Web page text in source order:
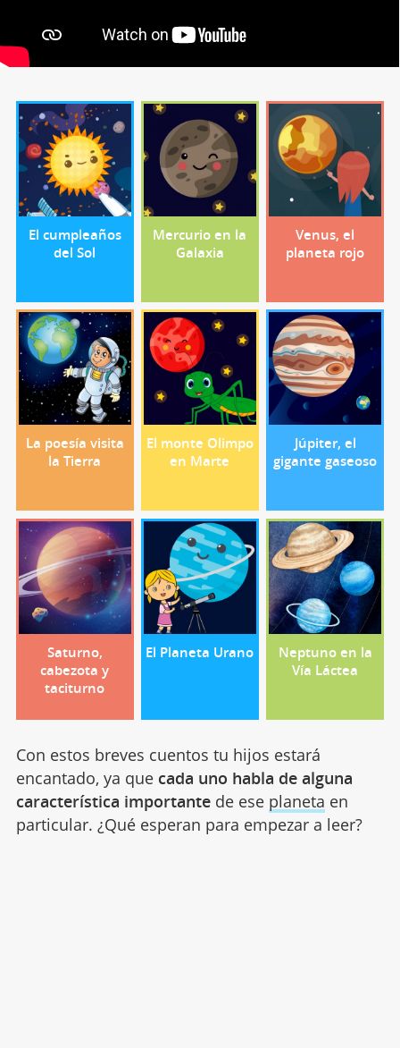
El cumpleaños
del Sol
Mercurio en la
Galaxia
Venus, el
planeta rojo
La poesía visita
la Tierra
El monte Olimpo
en Marte
Júpiter, el
gigante gaseoso
Saturno,
cabezota y
taciturno
El Planeta Urano
Neptuno en la
Vía Láctea
Con estos breves cuentos tu hijos estará
encantado, ya que cada uno habla de alguna
característica importantede ese planeta en
particular. ¿Qué esperan para empezar a leer?